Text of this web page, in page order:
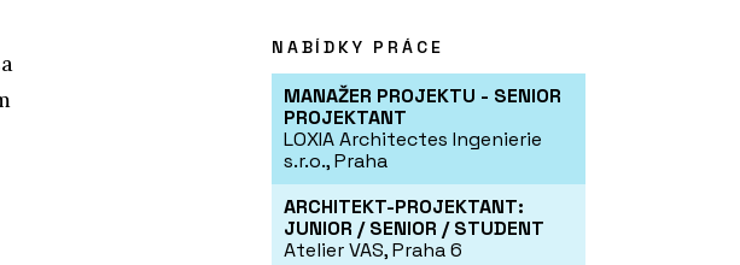
NABÍDKY PRÁCE
MANAŽER PROJEKTU - SENIOR
PROJEKTANT
LOXIA Architectes Ingenierie
s.r.o., Praha
ARCHITEKT-PROJEKTANT:
JUNIOR / SENIOR / STUDENT
Atelier VAS, Praha 6